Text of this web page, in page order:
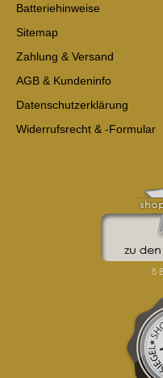
Batteriehinweise
Sitemap
Zahlung & Versand
AGB & Kundeninfo
Datenschutzerklärung
Widerrufsrecht & -Formular